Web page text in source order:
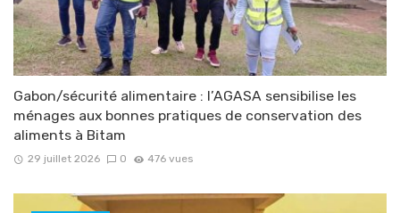
Gabon/sécurité alimentaire : l’AGASA sensibilise les
ménages aux bonnes pratiques de conservation des
aliments à Bitam
29 juillet 2026 0 476 vues